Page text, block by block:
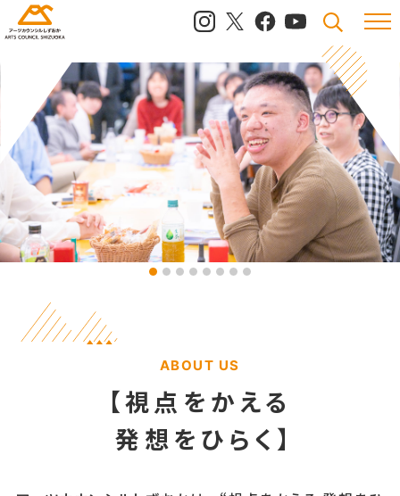
メニュ
検索
ABOUT US
【視点をかえる
発想をひらく】